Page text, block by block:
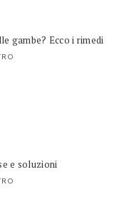
gambe? Ecco i rimedi
e soluzioni